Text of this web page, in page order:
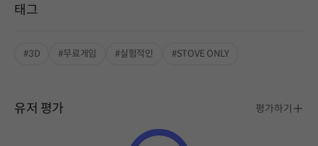
태그
#3D #무료게임 #실험적인 #STOVE ONLY
유저 평가 평가하기